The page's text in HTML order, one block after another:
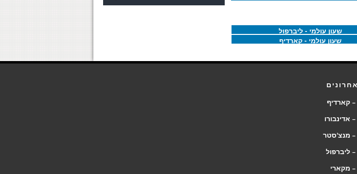
שעון עולמי - ליברפול
שעון עולמי - קארדיף
– קארדיף
אדינבורו
– מנצ'סטר
ליברפול
– מקארי